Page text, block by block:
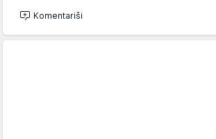
Komentariši